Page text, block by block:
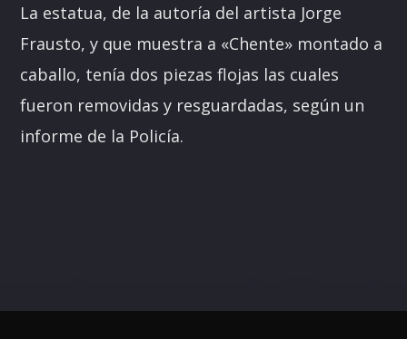
La estatua, de la autoría del artista Jorge
Frausto, y que muestra a «Chente» montado a
caballo, tenía dos piezas flojas las cuales
fueron removidas y resguardadas, según un
informe de la Policía.